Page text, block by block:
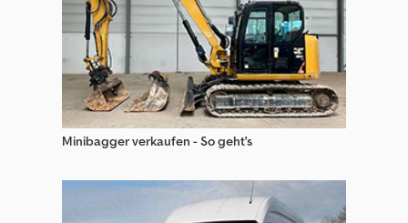
Steinbock Wr Gabelstapler
Translift Sonstige Stapler & Flurförderzeuge
Minibagger verkaufen - So geht's